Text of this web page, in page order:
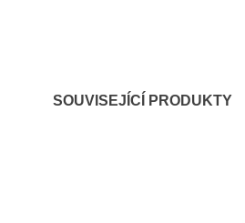
SOUVISEJÍCÍ PRODUKTY